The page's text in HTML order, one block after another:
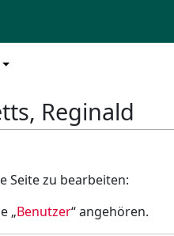
Reginald
Seite zu bearbeiten:
„Benutzer“ angehören.